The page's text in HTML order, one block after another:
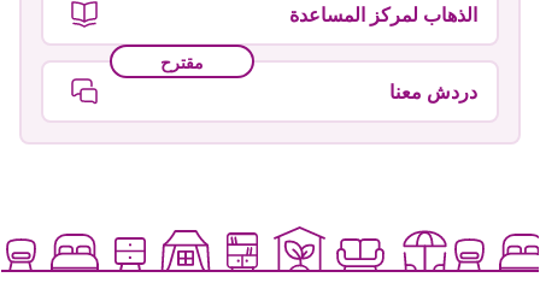
الذهاب لمركز المساعدة
مقترح
دردش معنا